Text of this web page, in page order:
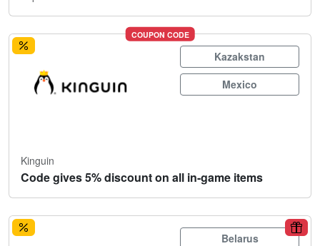
COUPON CODE
Kazakstan
Mexico
Kinguin
Code gives 5% discount on all in-game items
Belarus